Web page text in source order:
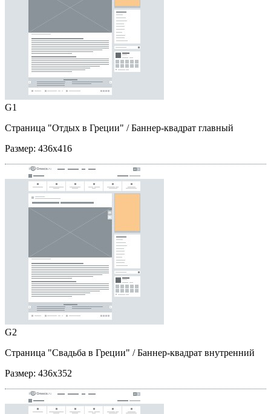
G1
Страница "Отдых в Греции" / Баннер-квадрат главный
Размер: 436x416
G2
Страница "Свадьба в Греции" / Баннер-квадрат внутренний
Размер: 436x352